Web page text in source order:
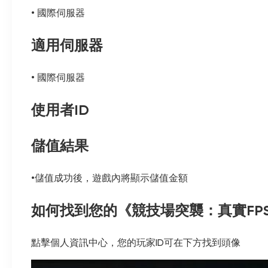
• 國際伺服器
適用伺服器
• 國際伺服器
使用者ID
儲值結果
•儲值成功後，遊戲內將顯示儲值金額
如何找到您的《競技場突襲：真實
點擊個人資訊中心，您的玩家ID可在下方找到頭像